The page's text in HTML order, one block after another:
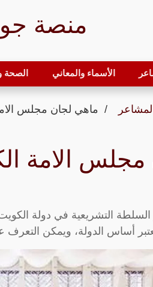
منصة جوا
الأسماء والمعاني الصحة
ماهي لجان مجلس
الامة
التشريعية في دولة
تعتبر أساس الدولة، ويمكن التعرف